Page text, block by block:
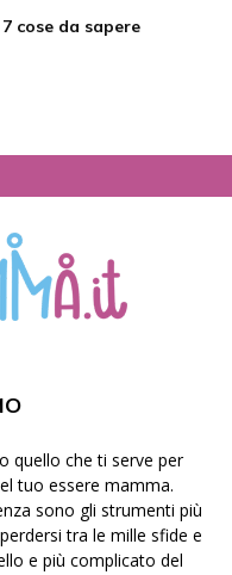
cose da sapere
quello che ti serve per
tuo essere mamma.
sono gli strumenti più
tra le mille sfide e
e più complicato del